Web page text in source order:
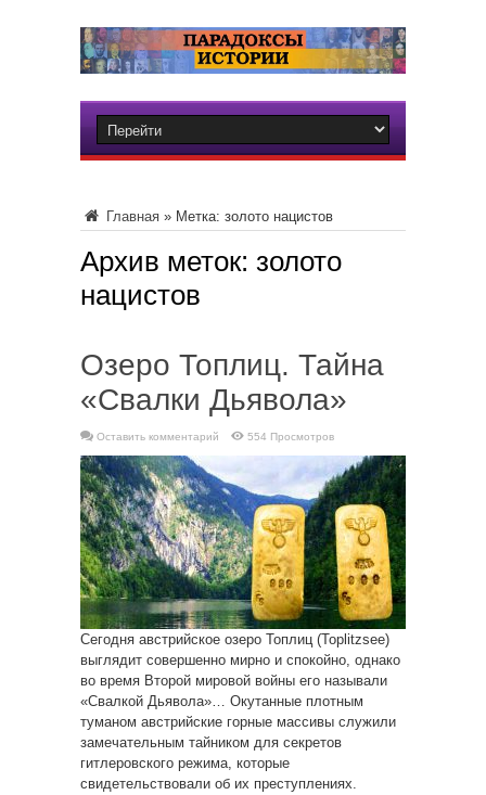
Главная » Метка: золото нацистов
Архив меток: золото
нацистов
Озеро Топлиц. Тайна
«Свалки Дьявола»
Оставить комментарий 554 Просмотров
Сегодня австрийское озеро Топлиц (Toplitzsee)
выглядит совершенно мирно и спокойно, однако
во время Второй мировой войны его называли
«Свалкой Дьявола»… Окутанные плотным
туманом австрийские горные массивы служили
замечательным тайником для секретов
гитлеровского режима, которые
свидетельствовали об их преступлениях.